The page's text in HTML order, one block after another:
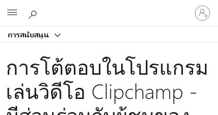
การสนับสนุน
ลงชื่อ
เข้า
บัญชี
คุณ
การโต้ตอบในโปรแกรม
เล่นวิดีโอ Clipchamp -